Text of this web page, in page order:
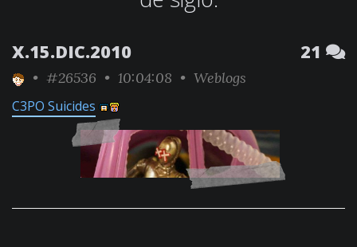
X.15.DIC.2010 21
• #26536 • 10:04:08 • Weblogs
C3PO Suicides